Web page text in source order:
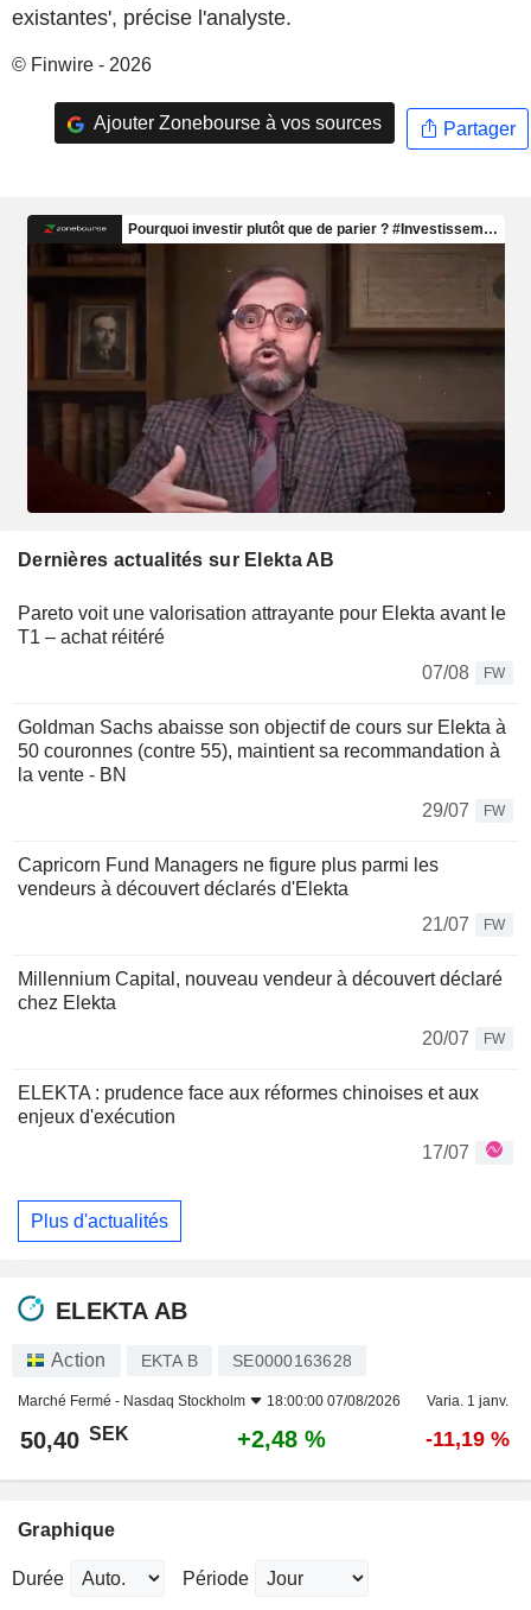
existantes', précise l'analyste.
© Finwire - 2026
Ajouter Zonebourse à vos sources Partager
Dernières actualités sur Elekta AB
Pareto voit une valorisation attrayante pour Elekta avant le
T1 – achat réitéré
07/08
FW
Goldman Sachs abaisse son objectif de cours sur Elekta à
50 couronnes (contre 55), maintient sa recommandation à
la vente - BN
29/07
FW
Capricorn Fund Managers ne figure plus parmi les
vendeurs à découvert déclarés d'Elekta
21/07
FW
Millennium Capital, nouveau vendeur à découvert déclaré
chez Elekta
20/07
FW
ELEKTA : prudence face aux réformes chinoises et aux
enjeux d'exécution
17/07
Plus d'actualités
ELEKTA AB
Action EKTA B SE0000163628
Marché Fermé - Nasdaq Stockholm 18:00:00 07/08/2026 Varia. 1 janv.
50,40 SEK +2,48 % -11,19 %
Graphique
Durée Période